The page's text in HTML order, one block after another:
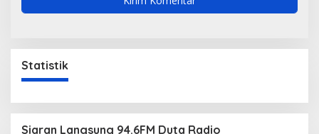
Statistik
Siaran Langsung 94.6FM Duta Radio